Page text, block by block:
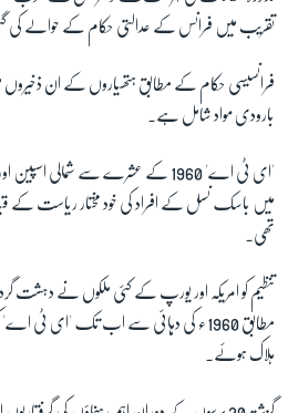
تقریب میں فرانس کے عدالتی حکام کے حوالے کی
بارودی مواد شامل ہے۔
'ای ٹی اے' 1960 کے عشرے سے شمالی
میں باسک نسل کے افراد کی خود مختار ریاست کے
تھی۔
تنظیم کو امریکہ اور یورپ کے کئی ملکوں نے دہشت
ہلاک ہوئے۔